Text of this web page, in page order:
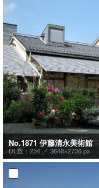
No.1871 伊藤清永美術館
DL数：254 ／3648×2736 px